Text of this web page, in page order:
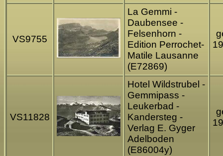
VS9755
La Gemmi -
Daubensee -
Felsenhorn -
Edition Perrochet-
Matile Lausanne
(E72869)
VS11828
Hotel Wildstrubel -
Gemmipass -
Leukerbad -
Kandersteg -
Verlag E. Gyger
Adelboden
(E86004y)